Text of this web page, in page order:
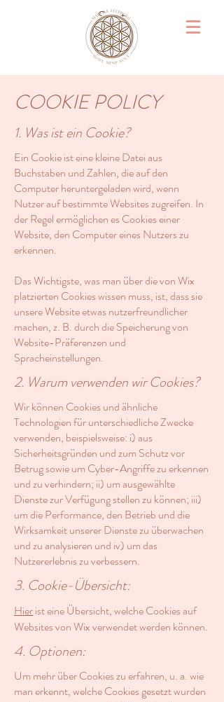
Start
COOKIE POLICY
1. Was ist ein Cookie?
Ein Cookie ist eine kleine Datei aus
Buchstaben und Zahlen, die auf den
Computer heruntergeladen wird, wenn
Nutzer auf bestimmte Websites zugreifen. In
der Regel ermöglichen es Cookies einer
Website, den Computer eines Nutzers zu
erkennen.
Das Wichtigste, was man über die von Wix
platzierten Cookies wissen muss, ist, dass sie
unsere Website etwas nutzerfreundlicher
machen, z. B. durch die Speicherung von
Website-Präferenzen und
Spracheinstellungen.
2. Warum verwenden wir Cookies?
Wir können Cookies und ähnliche
Technologien für unterschiedliche Zwecke
verwenden, beispielsweise: i) aus
Sicherheitsgründen und zum Schutz vor
Betrug sowie um Cyber-Angriffe zu erkennen
und zu verhindern; ii) um ausgewählte
Dienste zur Verfügung stellen zu können; iii)
um die Performance, den Betrieb und die
Wirksamkeit unserer Dienste zu überwachen
und zu analysieren und iv) um das
Nutzererlebnis zu verbessern.
3. Cookie-Übersicht:
Hierist eine Übersicht, welche Cookies auf
Websites von Wix verwendet werden können.
4. Optionen:
Um mehr über Cookies zu erfahren, u. a. wie
man erkennt, welche Cookies gesetzt wurden